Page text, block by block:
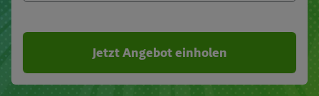
Jetzt Angebot einholen